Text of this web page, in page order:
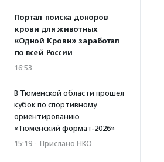
Портал поиска доноров
крови для животных
«Одной Крови» заработал
по всей России
16:53
В Тюменской области прошел
кубок по спортивному
ориентированию
«Тюменский формат-2026»
15:19 · Прислано НКО